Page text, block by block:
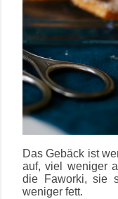
Das Gebäck ist
auf, viel weniger
die Faworki, sie
weniger fett.